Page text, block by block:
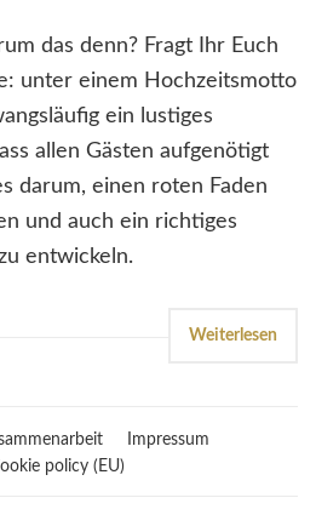
das denn? Fragt Ihr Euch
unter einem Hochzeitsmotto
ein lustiges
allen Gästen aufgenötigt
darum, einen roten Faden
und auch ein richtiges
entwickeln.
Weiterlesen
Impressum
policy (EU)